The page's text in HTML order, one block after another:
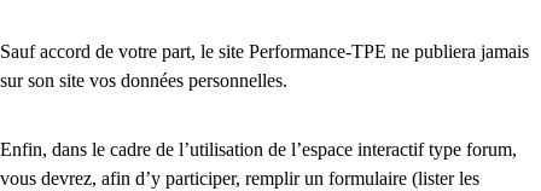
Sauf accord de votre part, le site Performance-TPE ne publiera jamais
sur son site vos données personnelles.
Enfin, dans le cadre de l’utilisation de l’espace interactif type forum,
vous devrez, afin d’y participer, remplir un formulaire (lister les